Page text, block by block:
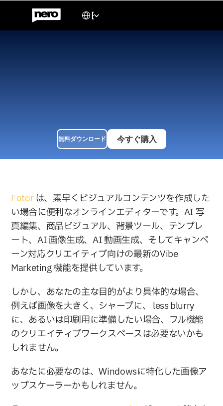
English
Windows向けFotor代替AI
無料ダウンロード 今すぐ購入
Fotor は、素早くビジュアルコンテンツを作成した
い場合に便利なオンラインエディターです。AI 写
真編集、商品ビジュアル、背景ツール、テンプレ
ート、AI 画像生成、AI 動画生成、そしてキャンペ
ーン対応クリエイティブ向けの最新のVibe
Marketing 機能を提供しています。
しかし、あなたの主な目的がより具体的な場合、
例えば画像を大きく、シャープに、 less blurry
に、あるいは印刷用に準備したい場合、フル機能
のクリエイティブワークスペースは必要ないかも
しれません。
あなたに必要なのは、Windowsに特化した画像ア
ップスケーラーかもしれません。